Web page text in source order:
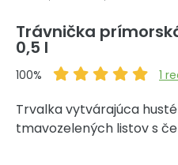
Trávnička prímorská
0,5 l
100% 1
Trvalka vytvárajúca
tmavozelených listov s